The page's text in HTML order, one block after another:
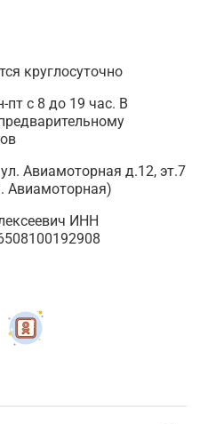
круглосуточно
с 8 до 19 час. В
Авиамоторная д.12, эт.7
Авиамоторная)
ИНН